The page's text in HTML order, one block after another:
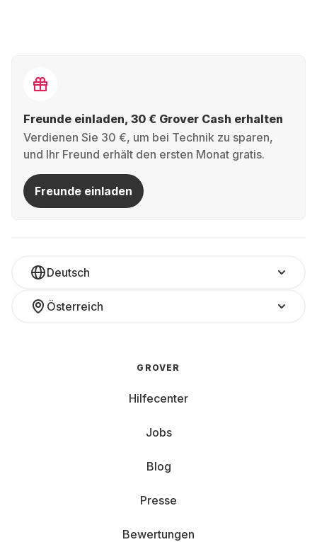
Freunde einladen, 30 € Grover Cash erhalten
Verdienen Sie 30 €, um bei Technik zu sparen,
und Ihr Freund erhält den ersten Monat gratis.
Freunde einladen
Deutsch
Österreich
GROVER
Hilfecenter
Jobs
Blog
Presse
Bewertungen